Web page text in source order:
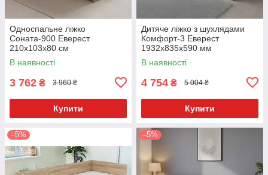
Односпальне ліжко
Соната-900 Еверест
210x103x80 см
В наявності
3 762 ₴ 3 960 ₴
Купити
Дитяче ліжко з шухлядами
Комфорт-3 Еверест
1932х835х590 мм
В наявності
4 754 ₴ 5 004 ₴
Купити
–5% –5%